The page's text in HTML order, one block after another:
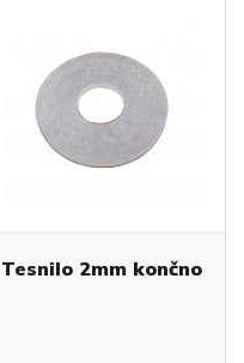
Tesnilo 2mm končno